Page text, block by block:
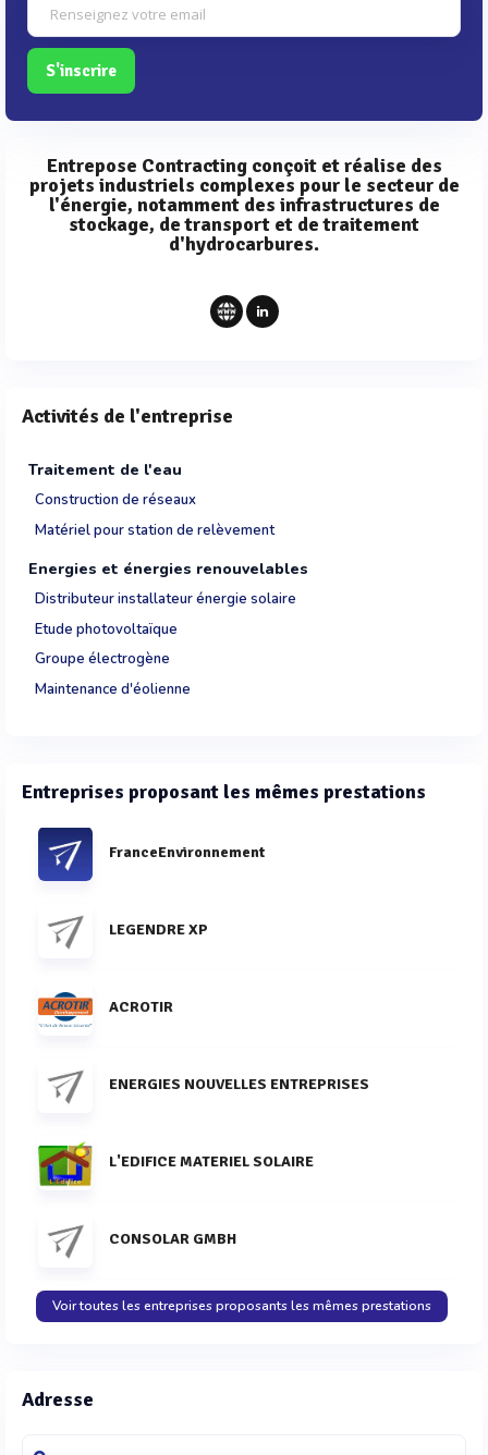
S'inscrire
Entrepose Contracting conçoit et réalise des
projets industriels complexes pour le secteur de
l'énergie, notamment des infrastructures de
stockage, de transport et de traitement
d'hydrocarbures.
Activités de l'entreprise
Traitement de l'eau
Construction de réseaux
Matériel pour station de relèvement
Energies et énergies renouvelables
Distributeur installateur énergie solaire
Etude photovoltaïque
Groupe électrogène
Maintenance d'éolienne
Entreprises proposant les mêmes prestations
FranceEnvironnement
LEGENDRE XP
ACROTIR
ENERGIES NOUVELLES ENTREPRISES
L'EDIFICE MATERIEL SOLAIRE
CONSOLAR GMBH
Voir toutes les entreprises proposants les mêmes prestations
Adresse